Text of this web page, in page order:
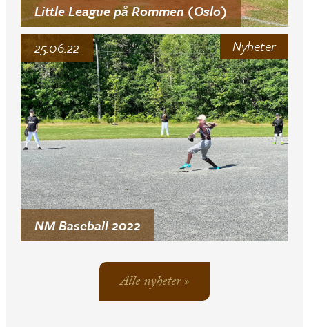
Little League på Rommen (Oslo)
Nyheter
NM Baseball 2022
25.06.22
Alle nyheter »